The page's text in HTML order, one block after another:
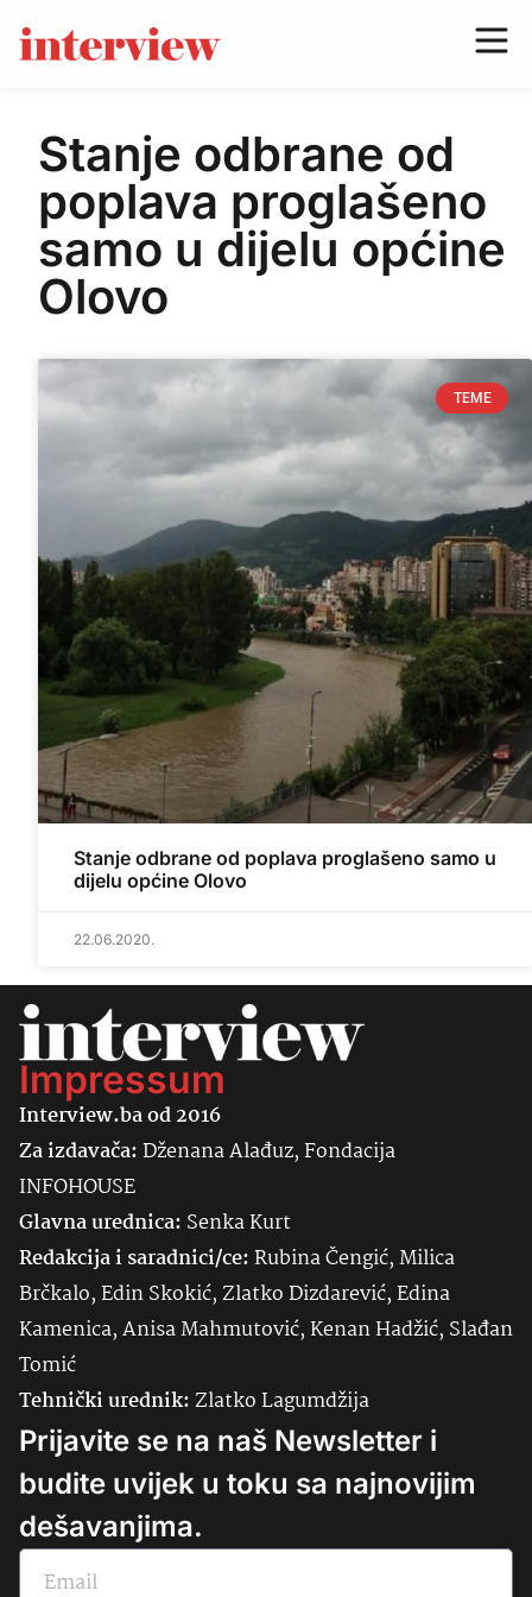
Stanje odbrane od
poplava proglašeno
samo u dijelu općine
Olovo
TEME
Stanje odbrane od poplava proglašeno samo u
dijelu općine Olovo
22.06.2020.
Impressum
Interview.ba od 2016
Za izdavača:Dženana Alađuz, Fondacija
INFOHOUSE
Glavna urednica: SenkaKurt
Redakcija i saradnici/ce:Rubina Čengić, Milica
Brčkalo, Edin Skokić, Zlatko Dizdarević, Edina
Kamenica, Anisa Mahmutović, Kenan Hadžić, Slađan
Tomić
Tehnički urednik:Zlatko Lagumdžija
Prijavite se na naš Newsletter i
budite uvijek u toku sa najnovijim
dešavanjima.